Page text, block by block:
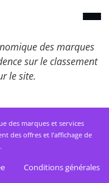
des marques
sur le classement
le site.
des marques et services
des offres et l’affichage de
Conditions générales